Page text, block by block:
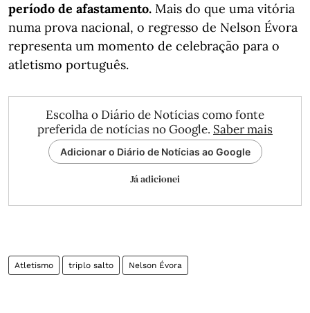
período de afastamento. Mais do que uma vitória
numa prova nacional, o regresso de Nelson Évora
representa um momento de celebração para o
atletismo português.
Escolha o Diário de Notícias como fonte
preferida de notícias no Google. Saber mais
Adicionar o Diário de Notícias ao Google
Já adicionei
Atletismo triplo salto Nelson Évora